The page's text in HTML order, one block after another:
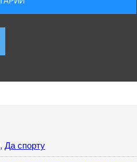
, Да спорту